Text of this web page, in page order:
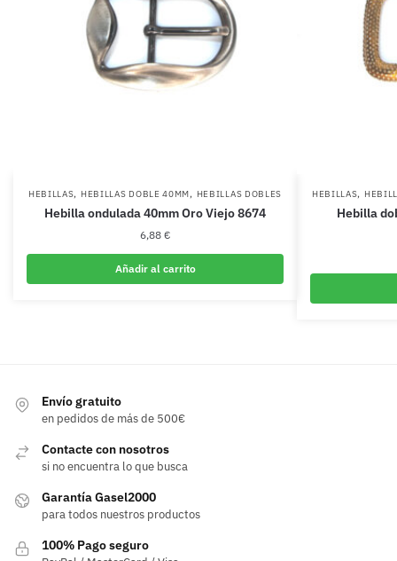
HEBILLAS, HEBILLAS DOBLE 40MM, HEBILLAS DOBLES
Hebilla ondulada 40mm Oro Viejo 8674
6,88 €
Añadir al carrito
HEBILLAS,
Hebilla
Envío gratuito
en pedidos de más de 500€
Contacte con nosotros
si no encuentra lo que busca
Garantía Gasel2000
para todos nuestros productos
100% Pago seguro